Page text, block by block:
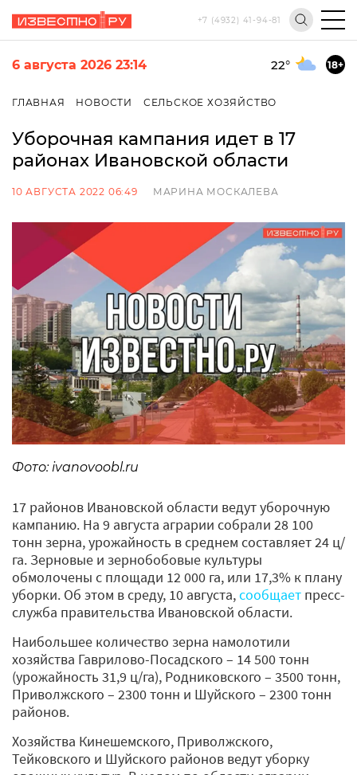
+7 (4932) 41-94-81
6 августа 2026 23:14 22° 18+
ГЛАВНАЯ НОВОСТИ СЕЛЬСКОЕ ХОЗЯЙСТВО
Уборочная кампания идет в 17
районах Ивановской области
10 АВГУСТА 2022 06:49 МАРИНА МОСКАЛЕВА
Фото: ivanovoobl.ru
17 районов Ивановской области ведут уборочную
кампанию. На 9 августа аграрии собрали 28 100
тонн зерна, урожайность в среднем составляет 24 ц/
га. Зерновые и зернобобовые культуры
обмолочены с площади 12 000 га, или 17,3% к плану
уборки. Об этом в среду, 10 августа,сообщает пресс-
служба правительства Ивановской области.
Наибольшее количество зерна намолотили
хозяйства Гаврилово-Посадского – 14 500 тонн
(урожайность 31,9 ц/га), Родниковского – 3500 тонн,
Приволжского – 2300 тонн и Шуйского – 2300 тонн
районов.
Хозяйства Кинешемского, Приволжского,
Тейковского и Шуйского районов ведут уборку